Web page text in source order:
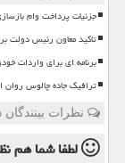
جزئیات پرداخت وام
تاکید معاون رئیس دولت
برنامه ای برای واردات
ترافیک جاده چالوس
نظرات
لطفا شما هم